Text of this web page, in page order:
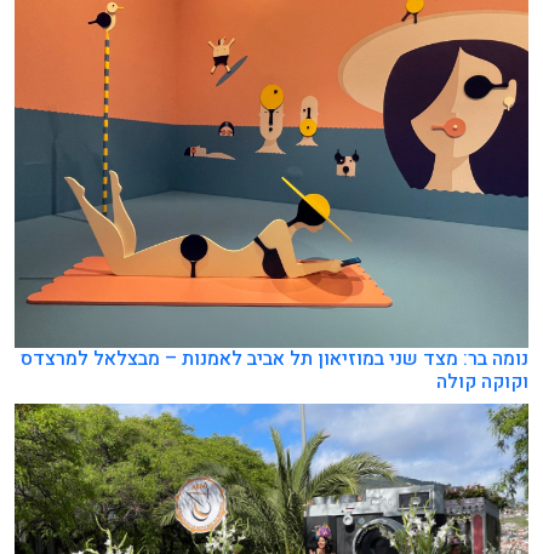
נומה בר: מצד שני במוזיאון תל אביב לאמנות – מבצלאל למרצדס
וקוקה קולה